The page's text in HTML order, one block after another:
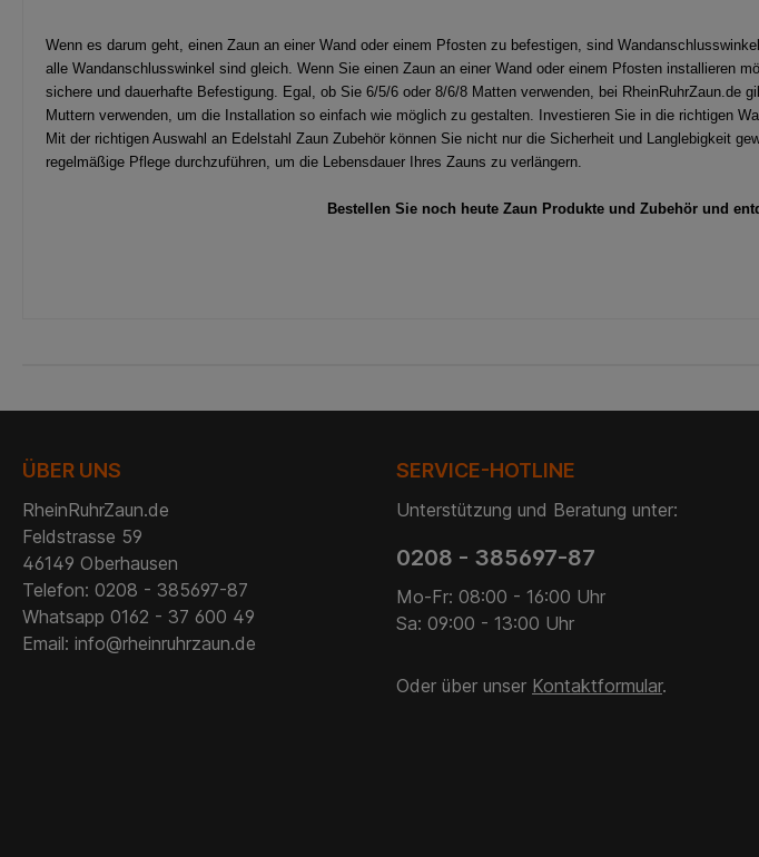
Wenn es darum geht, einen Zaun an einer Wand oder einem Pfosten zu befestigen, sind
alle Wandanschlusswinkel sind gleich. Wenn Sie einen Zaun an einer Wand oder einem Pfosten installieren
sichere und dauerhafte Befestigung. Egal, ob Sie 6/5/6 oder 8/6/8 Matten verwenden, bei
Muttern verwenden, um die Installation so einfach wie möglich zu gestalten. Investieren Sie in die richtigen
Mit der richtigen Auswahl an Edelstahl Zaun Zubehör können Sie nicht nur die Sicherheit und Langlebigkeit
regelmäßige Pflege durchzuführen, um die Lebensdauer Ihres Zauns zu verlängern.
Bestellen Sie noch heute Zaun Produkte und Zubehör und
ÜBER UNS
RheinRuhrZaun.de
Feldstrasse 59
46149 Oberhausen
Telefon: 0208 - 385697-87
Whatsapp 0162 - 37 600 49
Email: info@rheinruhrzaun.de
SERVICE-HOTLINE
Unterstützung und Beratung unter:
0208 - 385697-87
Mo-Fr: 08:00 - 16:00 Uhr
Sa: 09:00 - 13:00 Uhr
Oder über unser Kontaktformular.